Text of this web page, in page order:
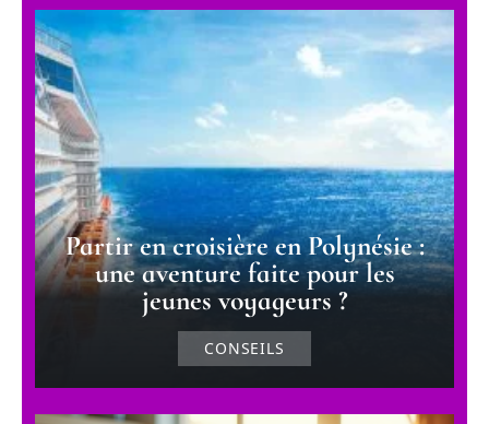
Partir en croisière en Polynésie :
une aventure faite pour les
jeunes voyageurs ?
CONSEILS